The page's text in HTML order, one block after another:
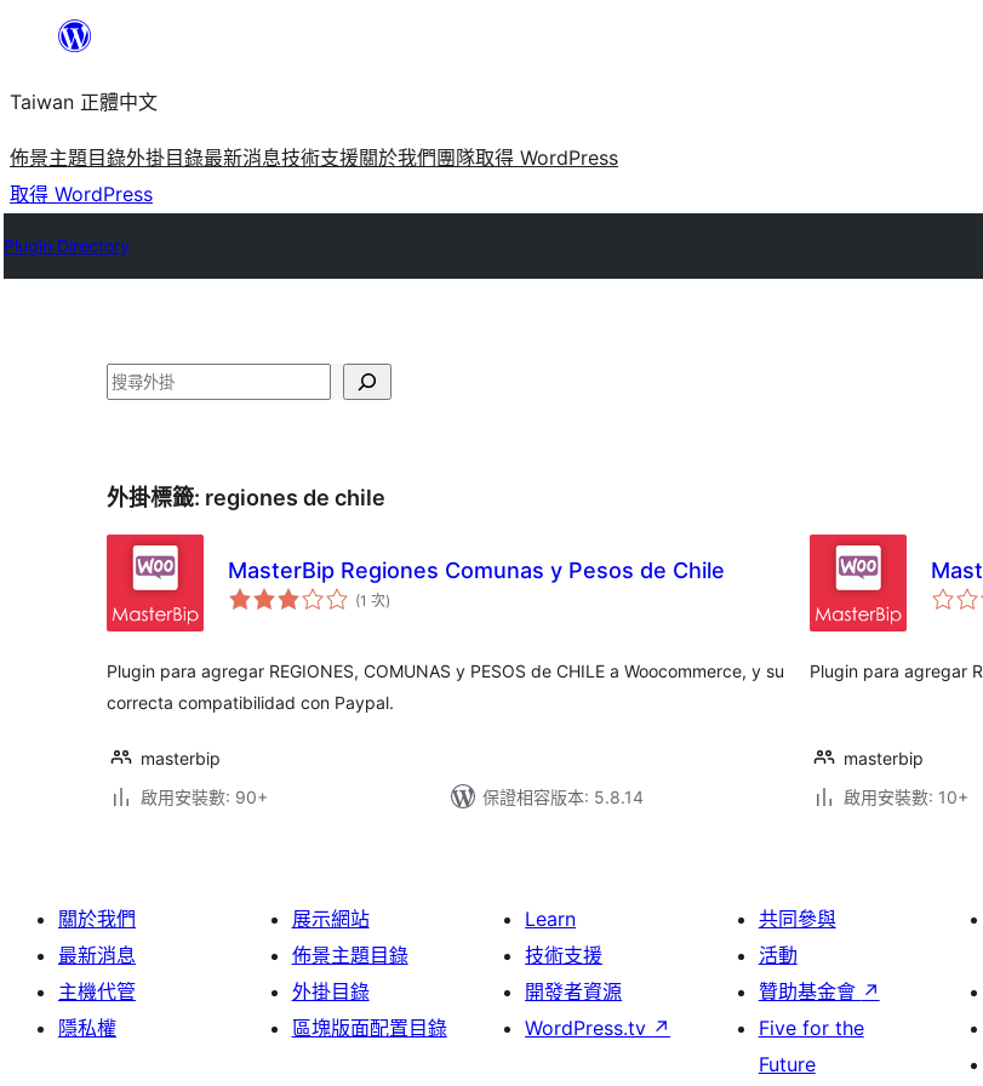
主
要
內
容
Taiwan 正體中文
佈景主題目錄外掛目錄最新消息技術支援關於我們 團隊取得 WordPress
取得 WordPress
Plugin Directory
搜
外掛標籤: regiones de chile
MasterBip Regiones Comunas y Pesos de Chile
(1 次評
分)
Plugin para agregar REGIONES, COMUNAS y PESOS de CHILE a Woocommerce, y su
correcta compatibilidad con Paypal.
masterbip
啟用安裝數: 90+
保證相容版本: 5.8.14
Plugin para agregar
masterbip
啟用安裝數: 10+
關於我們
最新消息
主機代管
隱私權
展示網站
佈景主題目錄
外掛目錄
區塊版面配置目錄
Learn
技術支援
開發者資源
WordPress.tv ↗
共同參與
活動
贊助基金會 ↗
Five for the
Future